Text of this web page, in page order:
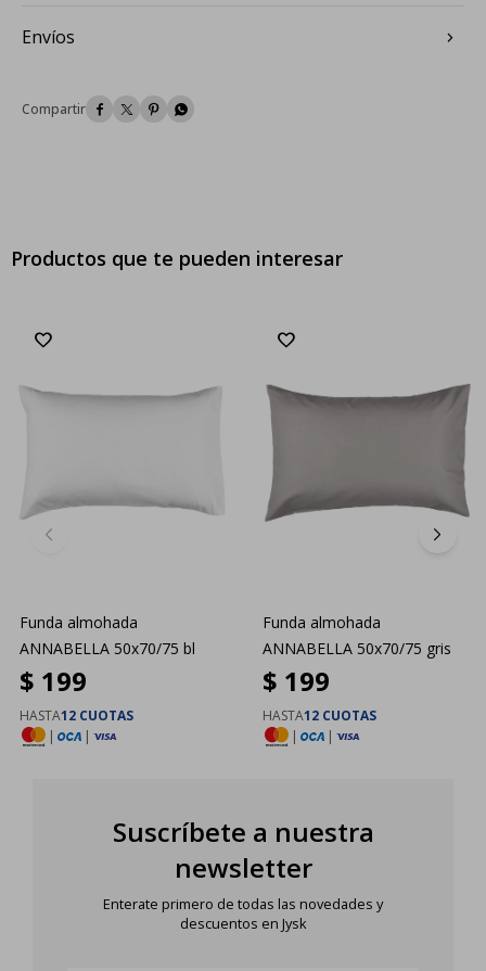
Envíos
   
Productos que te pueden interesar
Funda almohada
ANNABELLA 50x70/75 bl
$ 199
HASTA12 CUOTAS
|
|
Funda almohada
ANNABELLA 50x70/75 gris
$ 199
HASTA12 CUOTAS
|
|
Suscríbete a nuestra
newsletter
Enterate primero de todas las novedades y
descuentos en Jysk